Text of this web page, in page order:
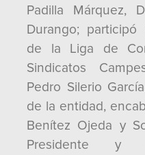
Padilla Márquez,
Durango;
de la Liga de
Sindicatos
Pedro Silerio
de la entidad,
Benítez Ojeda y
Presidente y